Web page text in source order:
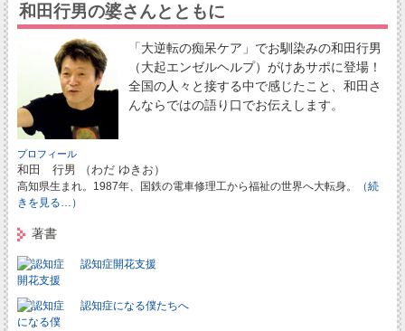
和田行男の婆さんとともに
「大逆転の痴呆ケア」でお馴染みの和田行男
（大起エンゼルヘルプ）がけあサポに登場！
全国の人々と接する中で感じたこと、和田さ
んならではの語り口でお伝えします。
プロフィール
和田 行男 （わだ ゆきお）
高知県生まれ。1987年、国鉄の電車修理工から福祉の世界へ大転身。
（続
きを見る…）
著書
認知症開花支援
認知症になる僕たちへ